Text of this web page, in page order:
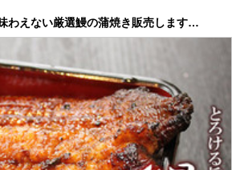
わえない厳選鰻の蒲焼き販売します…